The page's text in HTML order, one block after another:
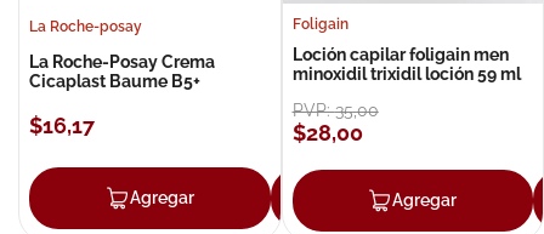
La Roche-posay
La Roche-Posay Crema
Cicaplast Baume B5+
$16,17
Agregar Agregar
Foligain
Loción capilar foligain men
minoxidil trixidil loción 59 ml
PVP:35,00
$28,00
Agregar